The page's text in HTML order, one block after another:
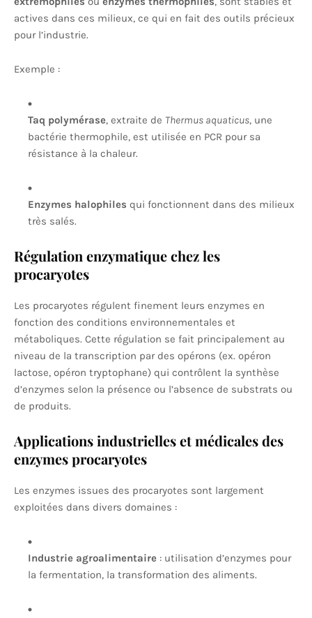
actives dans ces milieux, ce qui en fait des outils précieux
pour l’industrie.
Exemple :
Taq polymérase, extraite de Thermus aquaticus, une
bactérie thermophile, est utilisée en PCR pour sa
résistance à la chaleur.
Enzymes halophiles qui fonctionnent dans des milieux
très salés.
Régulation enzymatique chez les
procaryotes
Les procaryotes régulent finement leurs enzymes en
fonction des conditions environnementales et
métaboliques. Cette régulation se fait principalement au
niveau de la transcription par des opérons (ex. opéron
lactose, opéron tryptophane) qui contrôlent la synthèse
d’enzymes selon la présence ou l’absence de substrats ou
de produits.
Applications industrielles et médicales des
enzymes procaryotes
Les enzymes issues des procaryotes sont largement
exploitées dans divers domaines :
Industrie agroalimentaire : utilisation d’enzymes pour
la fermentation, la transformation des aliments.